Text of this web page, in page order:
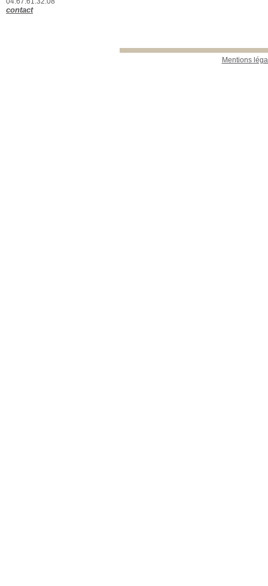
Mentions
contact